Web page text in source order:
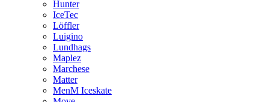
Hunter
IceTec
Löffler
Luigino
Lundhags
Maplez
Marchese
Matter
MenM Iceskate